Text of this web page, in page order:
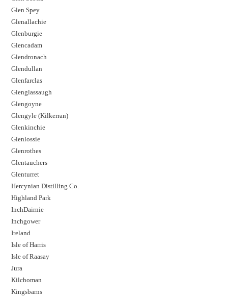
Glen Spey
Glenallachie
Glenburgie
Glencadam
Glendronach
Glendullan
Glenfarclas
Glenglassaugh
Glengoyne
Glengyle (Kilkerran)
Glenkinchie
Glenlossie
Glenrothes
Glentauchers
Glenturret
Hercynian Distilling Co.
Highland Park
InchDairnie
Inchgower
Ireland
Isle of Harris
Isle of Raasay
Jura
Kilchoman
Kingsbarns